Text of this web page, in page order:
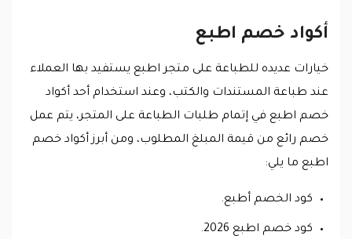
أكواد خصم اطبع
خيارات عديده للطباعة على متجر اطبع يستفيد بها العملاء
عند طباعة المستندات والكتب، وعند استخدام أحد أكواد
خصم اطبع في إتمام طلبات الطباعة على المتجر، يتم عمل
خصم رائع من قيمة المبلغ المطلوب، ومن أبرز أكواد خصم
اطبع ما يلي:
كود الخصم أطبع.
كود خصم اطبع 2026.